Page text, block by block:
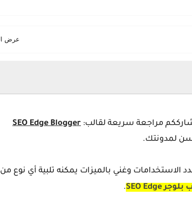
مراجعة سريعة لقالب: SEO Edge Blogger
لمدونتك.
الاستخدامات وغني بالميزات يمكنه تلبية أي نوع من
بلوجر SEO Edge
.